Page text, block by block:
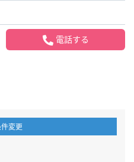
電話する
変更